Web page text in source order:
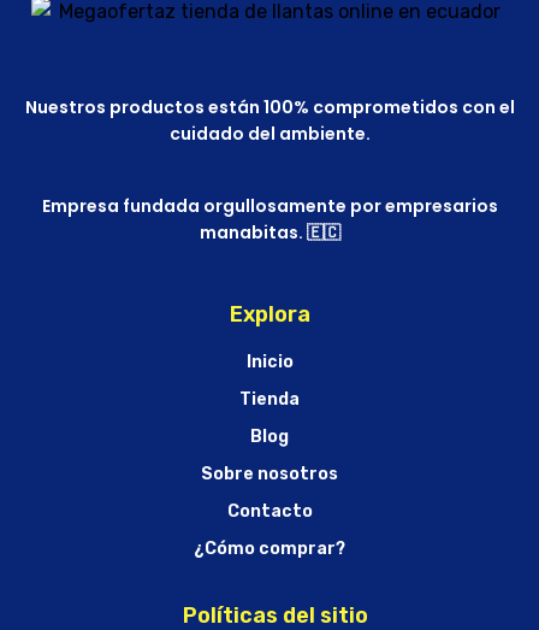
Nuestros productos están 100% comprometidos con el
cuidado del ambiente.
Empresa fundada orgullosamente por empresarios
manabitas. 🇪🇨
Explora
Inicio
Tienda
Blog
Sobre nosotros
Contacto
¿Cómo comprar?
Políticas del sitio